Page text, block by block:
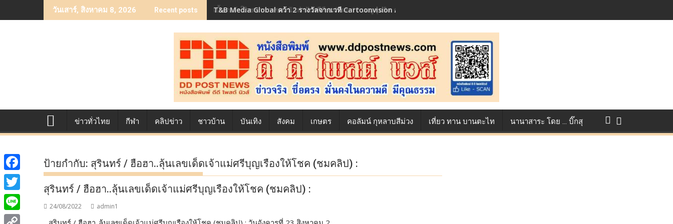
to
วันเสาร์, สิงหาคม 8, 2026 Recent posts T&B Media Global คว้า 2 รางวัลจากเวที Cartoonvision Animation Contest ตอกย้ำศักยภาพแอนิเมชันไทยบนเวทีนานาชาติ ที่ประเทศอังกฤษ :
เบื้องหลังโภชนาการของนักล่าฝัน ซีพีเอฟ เผย 10 เมนูสุดฮิต ตลอดเส้นทางการแข่งขัน True AF 2026 :
ข่าวทั่วไทย กีฬา คลิปข่าว ชาวบ้าน บันเทิง สังคม เกษตร คอลัมน์ กุหลาบสีม่วง เที่ยว ทาน บานตะไท นานาสาระ โดย … บิ๊กสุ
ป้ายกำกับ: สุรินทร์ / ฮือฮา..ลุ้นเลขเด็ดเจ้าแม่ศรีบุญเรืองให้โชค (ชมคลิป) :
สุรินทร์ / ฮือฮา..ลุ้นเลขเด็ดเจ้าแม่ศรีบุญเรืองให้โชค (ชมคลิป) :
24/08/2022 admin1
F
a
c
T
w
L